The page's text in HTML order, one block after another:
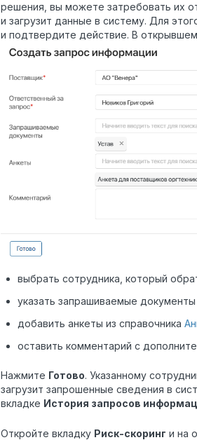
решения, вы можете затребовать их
и загрузит данные в систему. Для
и подтвердите действие. В
выбрать сотрудника, который
указать запрашиваемые документы
добавить анкеты из справочника
оставить комментарий с
Нажмите Готово. Указанному
загрузит запрошенные сведения в
вкладке История запросов
Откройте вкладку Риск-скоринг и на